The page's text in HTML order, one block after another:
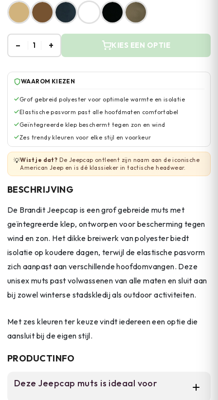
– 1 + KIES EEN OPTIE
WAAROM KIEZEN
Grof gebreid polyester voor optimale warmte en isolatie
Elastische pasvorm past alle hoofdmaten comfortabel
Geïntegreerde klep beschermt tegen zon en wind
Zes trendy kleuren voor elke stijl en voorkeur
💡Wist je dat? De Jeepcap ontleent zijn naam aan de iconische
American Jeep en is dé klassieker in tactische headwear.
BESCHRIJVING
De Brandit Jeepcap is een grof gebreide muts met
geïntegreerde klep, ontworpen voor bescherming tegen
wind en zon. Het dikke breiwerk van polyester biedt
isolatie op koudere dagen, terwijl de elastische pasvorm
zich aanpast aan verschillende hoofdomvangen. Deze
unisex muts past volwassenen van alle maten en sluit aan
bij zowel winterse stadskledij als outdoor activiteiten.
Met zes kleuren ter keuze vindt iedereen een optie die
aansluit bij de eigen stijl.
PRODUCTINFO
Deze Jeepcap muts is ideaal voor